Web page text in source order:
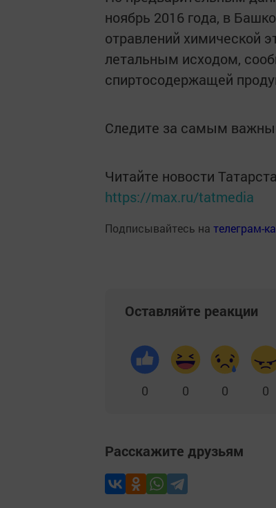
ноябрь 2016 года, в
отравлений химической
летальным исходом,
спиртосодержащей
Следите за самым
Читайте новости
https://max.ru/tatmedia
Подписывайтесь на телеграм-
Оставляйте реакции
0 0 0 0
Расскажите друзьям